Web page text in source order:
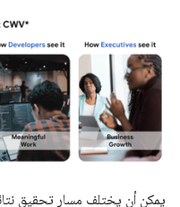
يمكن أن يختلف مسار تحقيق